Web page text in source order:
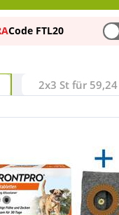
Code FTL20
2x3 St für